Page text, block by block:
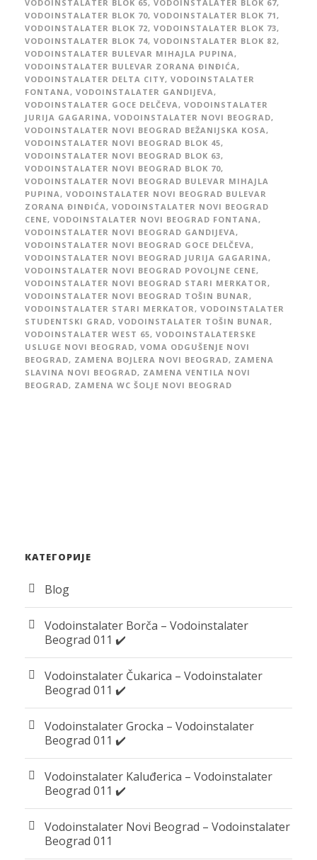
VODOINSTALATER BLOK 65, VODOINSTALATER BLOK 67,
VODOINSTALATER BLOK 70, VODOINSTALATER BLOK 71,
VODOINSTALATER BLOK 72, VODOINSTALATER BLOK 73,
VODOINSTALATER BLOK 74, VODOINSTALATER BLOK 82,
VODOINSTALATER BULEVAR MIHAJLA PUPINA,
VODOINSTALATER BULEVAR ZORANA ĐINĐIĆA,
VODOINSTALATER DELTA CITY, VODOINSTALATER
FONTANA, VODOINSTALATER GANDIJEVA,
VODOINSTALATER GOCE DELČEVA, VODOINSTALATER
JURIJA GAGARINA, VODOINSTALATER NOVI BEOGRAD,
VODOINSTALATER NOVI BEOGRAD BEŽANIJSKA KOSA,
VODOINSTALATER NOVI BEOGRAD BLOK 45,
VODOINSTALATER NOVI BEOGRAD BLOK 63,
VODOINSTALATER NOVI BEOGRAD BLOK 70,
VODOINSTALATER NOVI BEOGRAD BULEVAR MIHAJLA
PUPINA, VODOINSTALATER NOVI BEOGRAD BULEVAR
ZORANA ĐINĐIĆA, VODOINSTALATER NOVI BEOGRAD
CENE, VODOINSTALATER NOVI BEOGRAD FONTANA,
VODOINSTALATER NOVI BEOGRAD GANDIJEVA,
VODOINSTALATER NOVI BEOGRAD GOCE DELČEVA,
VODOINSTALATER NOVI BEOGRAD JURIJA GAGARINA,
VODOINSTALATER NOVI BEOGRAD POVOLJNE CENE,
VODOINSTALATER NOVI BEOGRAD STARI MERKATOR,
VODOINSTALATER NOVI BEOGRAD TOŠIN BUNAR,
VODOINSTALATER STARI MERKATOR, VODOINSTALATER
STUDENTSKI GRAD, VODOINSTALATER TOŠIN BUNAR,
VODOINSTALATER WEST 65, VODOINSTALATERSKE
USLUGE NOVI BEOGRAD, VOMA ODGUŠENJE NOVI
BEOGRAD, ZAMENA BOJLERA NOVI BEOGRAD, ZAMENA
SLAVINA NOVI BEOGRAD, ZAMENA VENTILA NOVI
BEOGRAD, ZAMENA WC ŠOLJE NOVI BEOGRAD
КАТЕГОРИЈЕ
Blog
Vodoinstalater Borča – Vodoinstalater
Beograd 011 ✔️
Vodoinstalater Čukarica – Vodoinstalater
Beograd 011 ✔️
Vodoinstalater Grocka – Vodoinstalater
Beograd 011 ✔️
Vodoinstalater Kaluđerica – Vodoinstalater
Beograd 011 ✔️
Vodoinstalater Novi Beograd – Vodoinstalater
Beograd 011